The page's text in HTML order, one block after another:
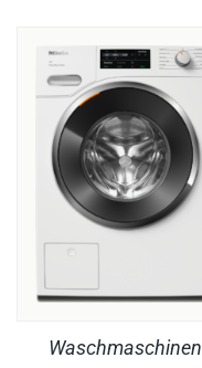
Waschmaschinen